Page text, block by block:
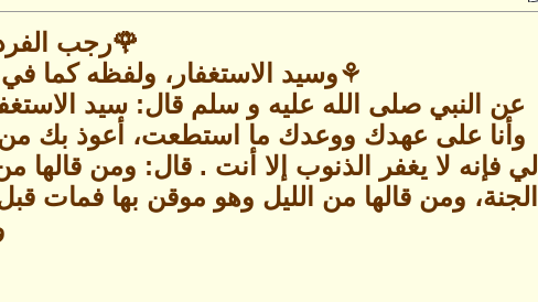
🌹رجب
⚘️وسيد الاستغفار، ولفظه كما
عن النبي صلى الله عليه و سلم قال: سيد
وأنا على عهدك ووعدك ما استطعت، أعوذ بك من
لي فإنه لا يغفر الذنوب إلا أنت . قال: ومن
الجنة، ومن قالها من الليل وهو موقن بها